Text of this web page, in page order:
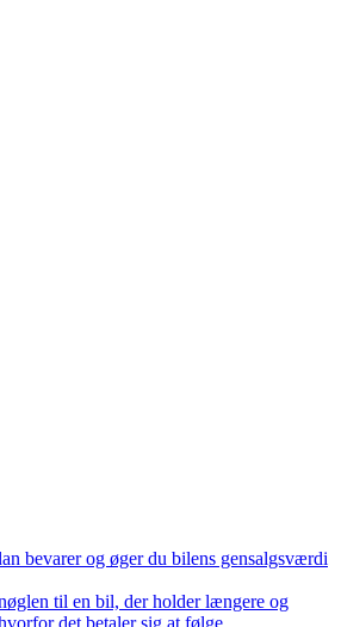
bevarer og øger du bilens gensalgsværdi
til en bil, der holder længere og